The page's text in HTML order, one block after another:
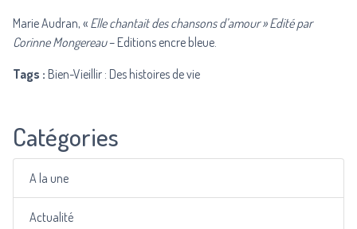
Marie Audran, « Elle chantait des chansons d’amour » Edité par
Corinne Mongereau– Editions encre bleue.
Tags : Bien-Vieillir : Des histoires de vie
Catégories
A la une
Actualité